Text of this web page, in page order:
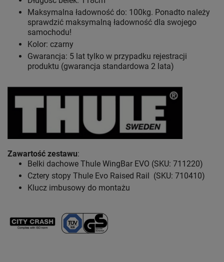
Maksymalna ładowność do: 100kg. Ponadto należy
sprawdzić maksymalną ładowność dla swojego
samochodu!
Kolor: czarny
Gwarancja: 5 lat tylko w przypadku rejestracji
produktu (gwarancja standardowa 2 lata)
Zawartość zestawu:
Belki dachowe Thule WingBar EVO (SKU: 711220)
Cztery stopy Thule Evo Raised Rail (SKU: 710410)
Klucz imbusowy do montażu